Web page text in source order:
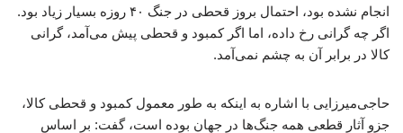
انجام نشده بود، احتمال بروز قحطی در جنگ ۴۰ روزه بسیار زیاد بود.
اگر چه گرانی رخ داده، اما اگر کمبود و قحطی پیش می‌آمد، گرانی
کالا در برابر آن به چشم نمی‌آمد.
حاجی‌میرزایی با اشاره به اینکه به طور معمول کمبود و قحطی کالا،
جزو آثار قطعی همه جنگ‌ها در جهان بوده است، گفت: بر اساس